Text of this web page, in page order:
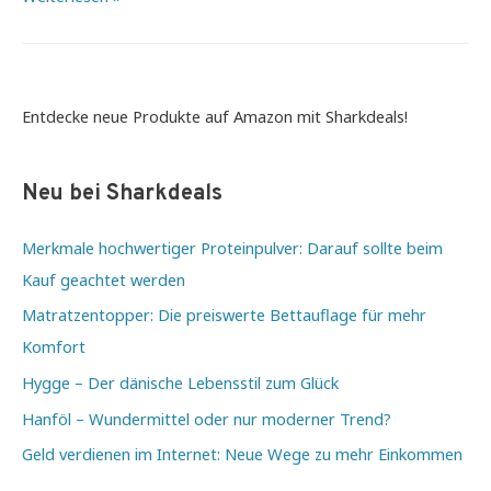
Menschen
Entdecke neue Produkte auf Amazon mit Sharkdeals!
Neu bei Sharkdeals
Merkmale hochwertiger Proteinpulver: Darauf sollte beim
Kauf geachtet werden
Matratzentopper: Die preiswerte Bettauflage für mehr
Komfort
Hygge – Der dänische Lebensstil zum Glück
Hanföl – Wundermittel oder nur moderner Trend?
Geld verdienen im Internet: Neue Wege zu mehr Einkommen